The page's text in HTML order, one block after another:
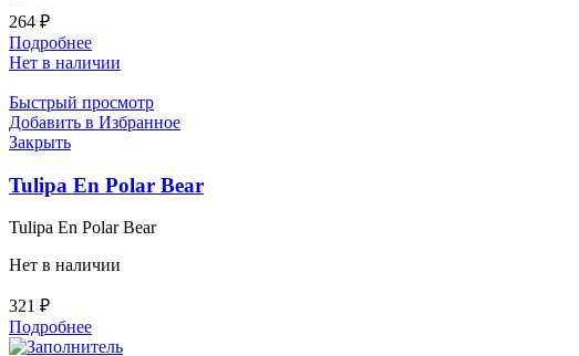
264 ₽
Подробнее
Нет в наличии
Быстрый просмотр
Добавить в Избранное
Закрыть
Tulipa En Polar Bear
Tulipa En Polar Bear
Нет в наличии
321 ₽
Подробнее